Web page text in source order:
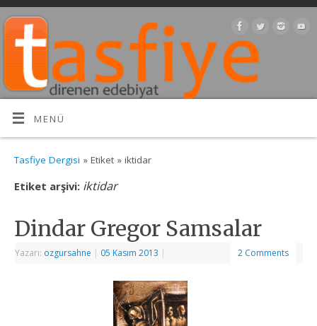
MENÜ
Tasfiye Dergisi » Etiket » iktidar
Etiket arşivi: iktidar
Dindar Gregor Samsalar
Yazarı: ozgursahne | 05 Kasım 2013 | 2 Comments